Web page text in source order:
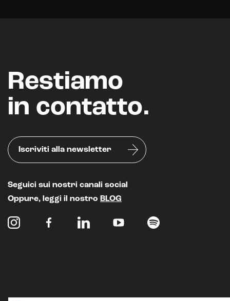
Restiamo
in contatto.
Iscriviti alla newsletter
Seguici sui nostri canali social
Oppure, leggi il nostro BLOG